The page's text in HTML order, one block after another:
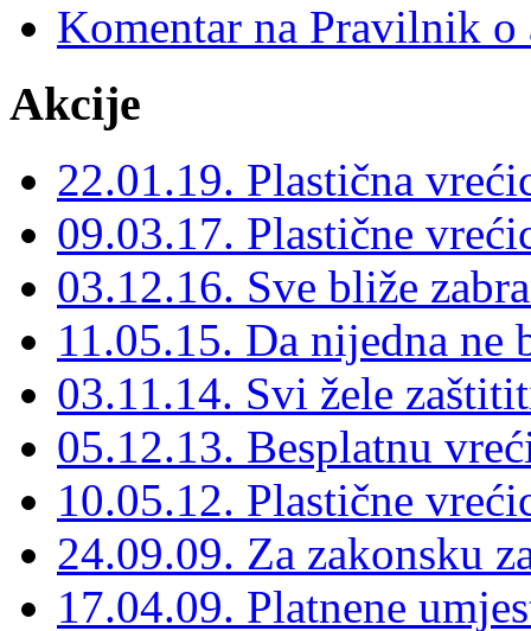
Komentar na Pravilnik o
Akcije
22.01.19. Plastična
09.03.17. Plastične
03.12.16. Sve bliže
11.05.15. Da nijedna ne
03.11.14. Svi žele
05.12.13. Besplatnu
10.05.12. Plastične
24.09.09. Za zakonsku
17.04.09. Platnene